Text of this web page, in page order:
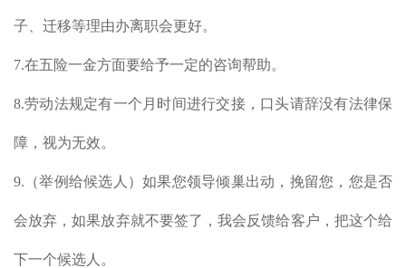
子、迁移等理由办离职会更好。
7.在五险一金方面要给予一定的咨询帮助。
8.劳动法规定有一个月时间进行交接，口头请辞没有法律保
障，视为无效。
9.（举例给候选人）如果您领导倾巢出动，挽留您，您是否
会放弃，如果放弃就不要签了，我会反馈给客户，把这个给
下一个候选人。